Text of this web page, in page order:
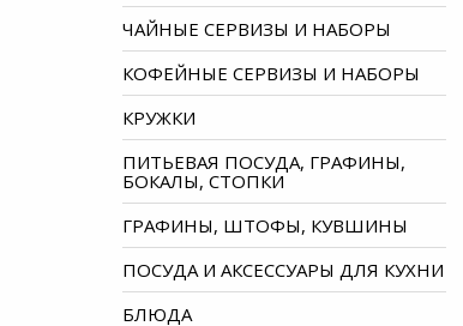
ЧАЙНЫЕ СЕРВИЗЫ И НАБОРЫ
КОФЕЙНЫЕ СЕРВИЗЫ И НАБОРЫ
КРУЖКИ
ПИТЬЕВАЯ ПОСУДА, ГРАФИНЫ,
БОКАЛЫ, СТОПКИ
ГРАФИНЫ, ШТОФЫ, КУВШИНЫ
ПОСУДА И АКСЕССУАРЫ ДЛЯ КУХНИ
БЛЮДА